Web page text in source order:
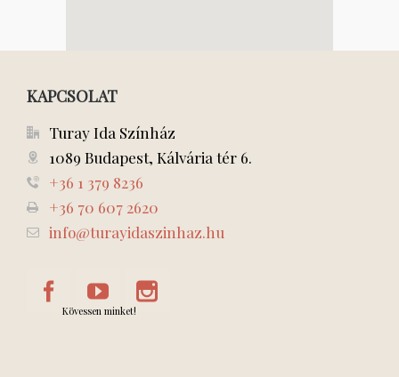
KAPCSOLAT
Turay Ida Színház
1089 Budapest, Kálvária tér 6.
+36 1 379 8236
+36 70 607 2620
info@turayidaszinhaz.hu
Kövessen minket!